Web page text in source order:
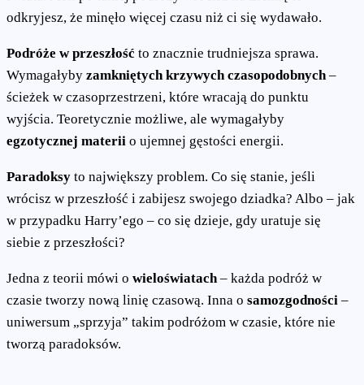
odkryjesz, że minęło więcej czasu niż ci się wydawało.
Podróże w przeszłość to znacznie trudniejsza sprawa.
Wymagałyby zamkniętych krzywych czasopodobnych–
ścieżek w czasoprzestrzeni, które wracają do punktu
wyjścia. Teoretycznie możliwe, ale wymagałyby
egzotycznej materii o ujemnej gęstości energii.
Paradoksy to największy problem. Co się stanie, jeśli
wrócisz w przeszłość i zabijesz swojego dziadka? Albo – jak
w przypadku Harry’ego – co się dzieje, gdy uratuje się
siebie z przeszłości?
Jedna z teorii mówi o wieloświatach– każda podróż w
czasie tworzy nową linię czasową. Inna o samozgodności –
uniwersum „sprzyja” takim podróżom w czasie, które nie
tworzą paradoksów.